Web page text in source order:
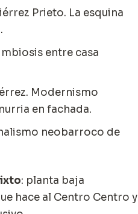
Prieto. La esquina
entre casa
Modernismo
en fachada.
neobarroco de
: planta baja
hace al Centro Centro y